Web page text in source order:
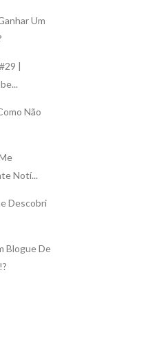
Um
|
Não
Notí...
Descobri
Blogue De